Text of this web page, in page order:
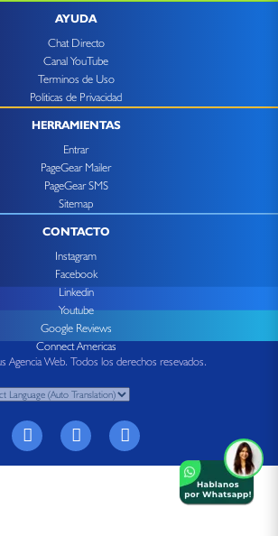
AYUDA
Chat Directo
Canal YouTube
Terminos de Uso
Politicas de Privacidad
HERRAMIENTAS
Entrar
PageGear Mailer
PageGear SMS
Sitemap
CONTACTO
Instagram
Facebook
Linkedin
Youtube
Google Reviews
Connect Americas
Web. Todos los derechos resevados.